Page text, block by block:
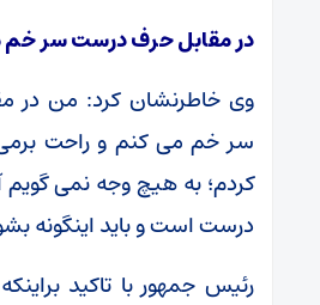
در مقابل حرف درست سر
وی خاطرنشان کرد: من در
سر خم می کنم و راحت برمی
کردم؛ به هیچ وجه نمی
درست است و باید اینگونه
رئیس جمهور با تاکید